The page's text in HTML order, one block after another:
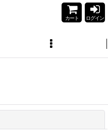
カート ログイン